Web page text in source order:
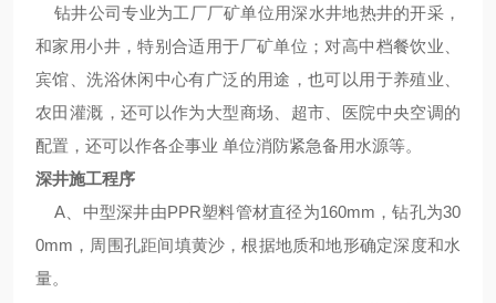
钻井公司专业为工厂厂矿单位用深水井地热井的开采，
和家用小井，特别合适用于厂矿单位；对高中档餐饮业、
宾馆、洗浴休闲中心有广泛的用途，也可以用于养殖业、
农田灌溉，还可以作为大型商场、超市、医院中央空调的
配置，还可以作各企事业 单位消防紧急备用水源等。
深井施工程序
A、中型深井由PPR塑料管材直径为160mm，钻孔为30
0mm，周围孔距间填黄沙，根据地质和地形确定深度和水
量。